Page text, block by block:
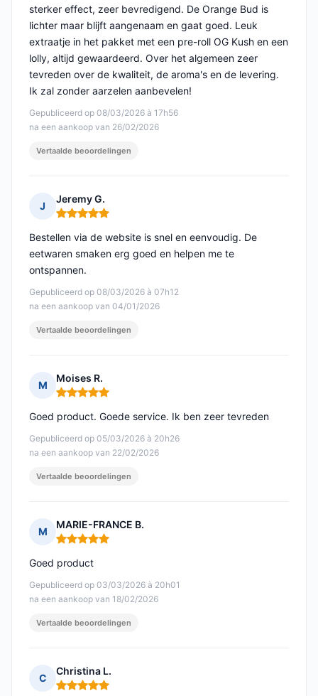
Gepubliceerd op 08/03/2026 à 17h56
na een aankoop van 26/02/2026
sterker effect, zeer bevredigend. De Orange Bud is
lichter maar blijft aangenaam en gaat goed. Leuk
extraatje in het pakket met een pre-roll OG Kush en een
lolly, altijd gewaardeerd. Over het algemeen zeer
tevreden over de kwaliteit, de aroma's en de levering.
Ik zal zonder aarzelen aanbevelen!
Vertaalde beoordelingen
J
Jeremy G.
Opmerking: 5 van 5
Gepubliceerd op 08/03/2026 à 07h12
na een aankoop van 04/01/2026
Bestellen via de website is snel en eenvoudig. De
eetwaren smaken erg goed en helpen me te
ontspannen.
Vertaalde beoordelingen
M
Moises R.
Opmerking: 5 van 5
Gepubliceerd op 05/03/2026 à 20h26
na een aankoop van 22/02/2026
Goed product. Goede service. Ik ben zeer tevreden
Vertaalde beoordelingen
M
MARIE-FRANCE B.
Opmerking: 5 van 5
Gepubliceerd op 03/03/2026 à 20h01
na een aankoop van 18/02/2026
Goed product
Vertaalde beoordelingen
C
Christina L.
Opmerking: 5 van 5